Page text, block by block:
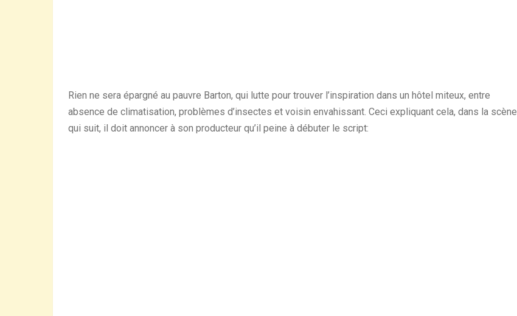
Rien ne sera épargné au pauvre Barton, qui lutte pour trouver l’inspiration dans un hôtel miteux, entre
absence de climatisation, problèmes d’insectes et voisin envahissant. Ceci expliquant cela, dans la scène
qui suit, il doit annoncer à son producteur qu’il peine à débuter le script: